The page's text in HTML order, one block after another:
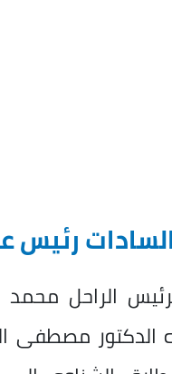
الراحل محمد
مصطفى